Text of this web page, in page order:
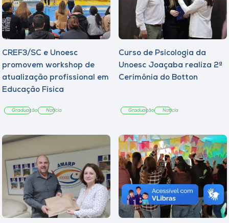
CREF3/SC e Unoesc
promovem workshop de
atualização profissional em
Educação Física
Graduação Notícia
Curso de Psicologia da
Unoesc Joaçaba realiza 2ª
Cerimônia do Botton
Graduação Notícia